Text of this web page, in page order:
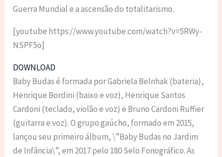
Guerra Mundial e a ascensão do totalitarismo.
[youtube https://www.youtube.com/watch?v=5RWy-
NSPF5o]
DOWNLOAD
Baby Budas é formada por Gabriela Belnhak (bateria),
Henrique Bordini (baixo e voz), Henrique Santos
Cardoni (teclado, violão e voz) e Bruno Cardoni Ruffier
(guitarra e voz). O grupo gaúcho, formado em 2015,
lançou seu primeiro álbum, \”Baby Budas no Jardim
de Infância\”, em 2017 pelo 180 Selo Fonográfico. As